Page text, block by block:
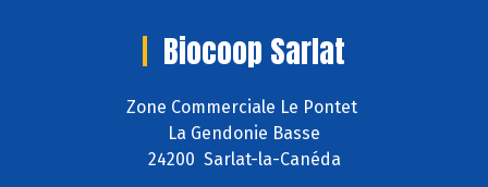
Biocoop Sarlat
Zone Commerciale Le Pontet
La Gendonie Basse
24200 Sarlat-la-Canéda